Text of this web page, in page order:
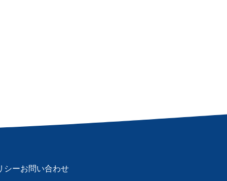
シーお問い合わせ